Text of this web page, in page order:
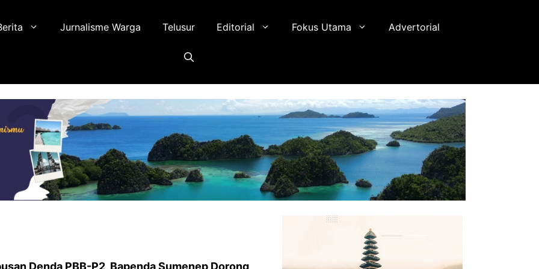
Jurnalisme Warga Telusur Editorial Fokus Utama Advertorial
Denda PBB-P2, Bapenda Sumenep Dorong